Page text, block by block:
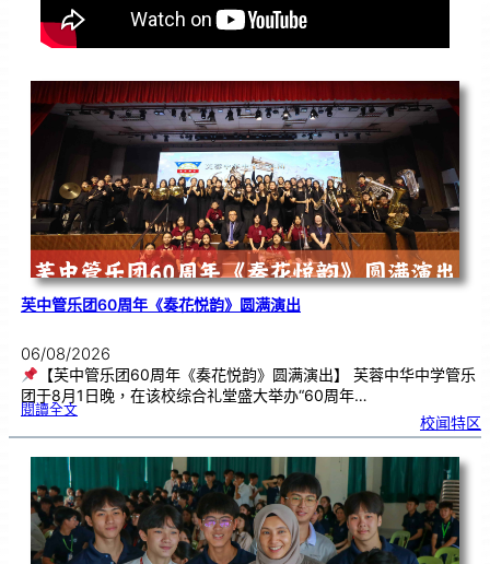
芙中管乐团60周年《奏花悦韵》圆满演出
06/08/2026
【芙中管乐团60周年《奏花悦韵》圆满演出】 芙蓉中华中学管乐
团于8月1日晚，在该校综合礼堂盛大举办“60周年…
閱讀全文:芙
乐
6
0
《
奏
花
悦
韵
》
圆
满
演
出
校闻特区